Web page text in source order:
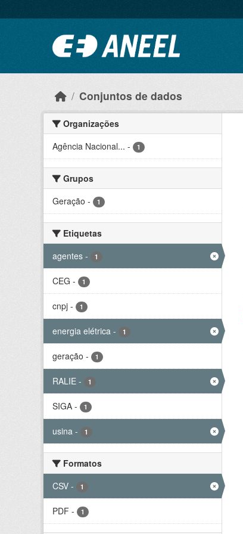
Conjuntos de dados
Organizações
Agência Nacional... - 1
Grupos
Geração - 1
Etiquetas
agentes - 1
CEG - 1
cnpj - 1
energia elétrica - 1
geração - 1
RALIE - 1
SIGA - 1
usina - 1
Formatos
CSV - 1
PDF - 1